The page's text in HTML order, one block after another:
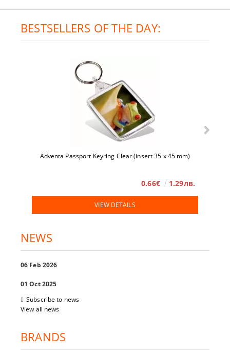
BESTSELLERS OF THE DAY:
Adventa Passport Keyring Clear (insert 35 x 45 mm)
0.66€ 1.29лв.
VIEW DETAILS
NEWS
06 Feb 2026
01 Oct 2025
Subscribe to news
View all news
BRANDS